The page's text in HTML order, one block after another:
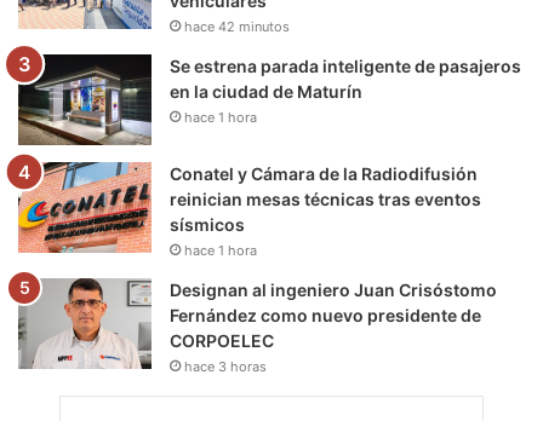
hace 42 minutos
Se estrena parada inteligente de pasajeros
en la ciudad de Maturín
hace 1 hora
Conatel y Cámara de la Radiodifusión
reinician mesas técnicas tras eventos
sísmicos
hace 1 hora
Designan al ingeniero Juan Crisóstomo
Fernández como nuevo presidente de
CORPOELEC
hace 3 horas